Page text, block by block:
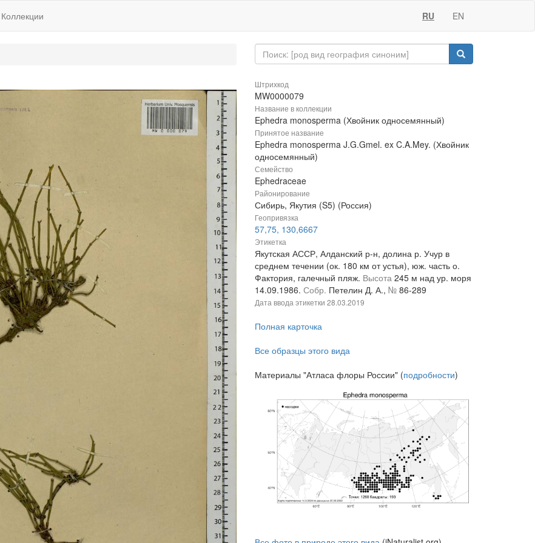
Коллекции RU EN
Штрихкод
MW0000079
Название в коллекции
Ephedra monosperma (Хвойник односемянный)
Принятое название
Ephedra monosperma J.G.Gmel. ex C.A.Mey. (Хвойник
односемянный)
Семейство
Ephedraceae
Районирование
Сибирь, Якутия (S5) (Россия)
Геопривязка
57,75, 130,6667
Этикетка
Якутская АССР, Алданский р-н, долина р. Учур в
среднем течении (ок. 180 км от устья), юж. часть о.
Фактория, галечный пляж. Высота 245 м над ур. моря
14.09.1986. Собр. Петелин Д. А., № 86-289
Дата ввода этикетки 28.03.2019
Полная карточка
Все образцы этого вида
Материалы "Атласа флоры России" (подробности)